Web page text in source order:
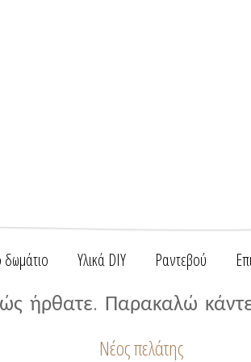
δωμάτιο Υλικά DIY Ραντεβού
ήρθατε. Παρακαλώ
Νέος πελάτης